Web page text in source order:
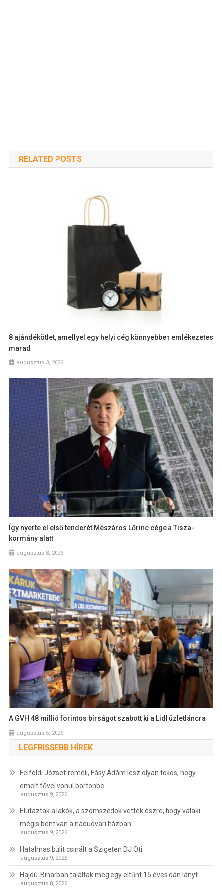
RELATED POSTS
8 ajándékötlet, amellyel egy helyi cég könnyebben emlékezetes
marad
augusztus 3, 2026
Így nyerte el első tenderét Mészáros Lőrinc cége a Tisza-
kormány alatt
augusztus 8, 2026
A GVH 48 millió forintos bírságot szabott ki a Lidl üzletláncra
augusztus 5, 2026
LEGFRISSEBB HÍREK
Felföldi József reméli, Fásy Ádám lesz olyan tökös, hogy
emelt fővel vonul börtönbe
augusztus 9, 2026
Elutaztak a lakók, a szomszédok vették észre, hogy valaki
mégis bent van a nádudvari házban
augusztus 9, 2026
Hatalmas bulit csinált a Szigeten DJ Oti
augusztus 9, 2026
Hajdú-Biharban találtak meg egy eltűnt 15 éves dán lányt
augusztus 8, 2026